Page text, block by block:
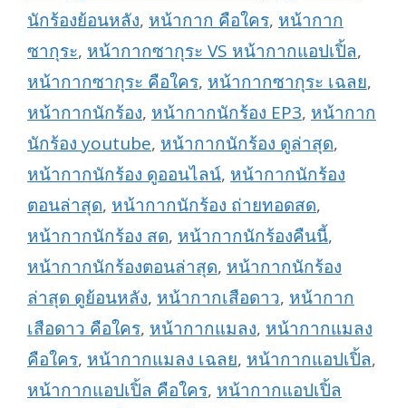
นักร้องย้อนหลัง, หน้ากาก คือใคร, หน้ากาก
ซากุระ, หน้ากากซากุระ VS หน้ากากแอปเปิ้ล,
หน้ากากซากุระ คือใคร, หน้ากากซากุระ เฉลย,
หน้ากากนักร้อง, หน้ากากนักร้อง EP3, หน้ากาก
นักร้อง youtube, หน้ากากนักร้อง ดูล่าสุด,
หน้ากากนักร้อง ดูออนไลน์, หน้ากากนักร้อง
ตอนล่าสุด, หน้ากากนักร้อง ถ่ายทอดสด,
หน้ากากนักร้อง สด, หน้ากากนักร้องคืนนี้,
หน้ากากนักร้องตอนล่าสุด, หน้ากากนักร้อง
ล่าสุด ดูย้อนหลัง, หน้ากากเสือดาว, หน้ากาก
เสือดาว คือใคร, หน้ากากแมลง, หน้ากากแมลง
คือใคร, หน้ากากแมลง เฉลย, หน้ากากแอปเปิ้ล,
หน้ากากแอปเปิ้ล คือใคร, หน้ากากแอปเปิ้ล